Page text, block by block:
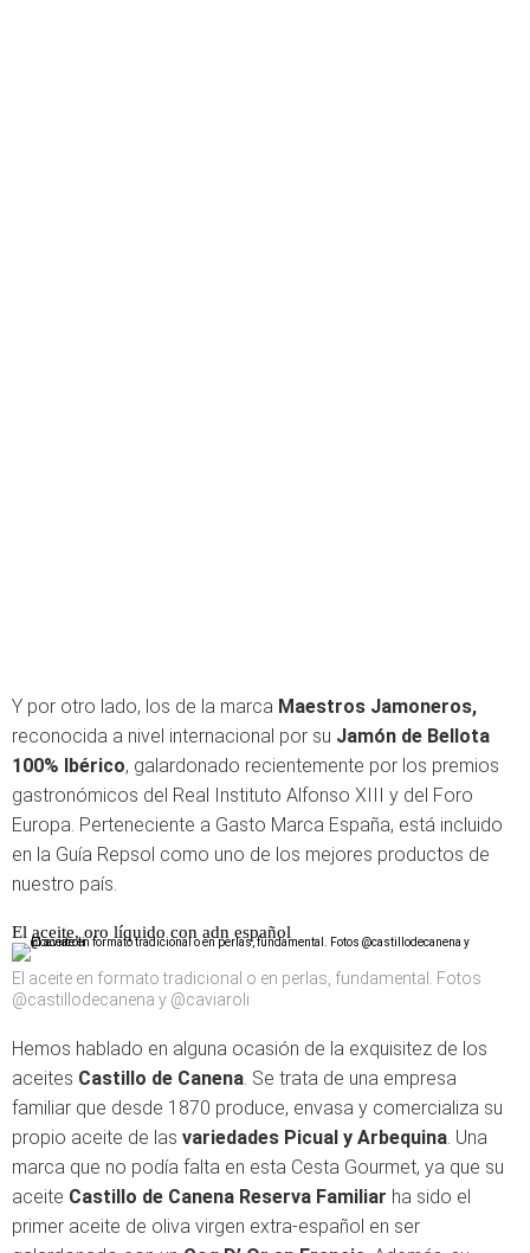
Y por otro lado, los de la marca Maestros Jamoneros,
reconocida a nivel internacional por su Jamón de Bellota
100% Ibérico, galardonado recientemente por los premios
gastronómicos del Real Instituto Alfonso XIII y del Foro
Europa. Perteneciente a Gasto Marca España, está incluido
en la Guía Repsol como uno de los mejores productos de
nuestro país.
El aceite, oro líquido con adn español
El aceite en formato tradicional o en perlas, fundamental. Fotos
@castillodecanena y @caviaroli
Hemos hablado en alguna ocasión de la exquisitez de los
aceites Castillo de Canena. Se trata de una empresa
familiar que desde 1870 produce, envasa y comercializa su
propio aceite de las variedades Picual y Arbequina. Una
marca que no podía falta en esta Cesta Gourmet, ya que su
aceite Castillo de Canena Reserva Familiar ha sido el
primer aceite de oliva virgen extra-español en ser